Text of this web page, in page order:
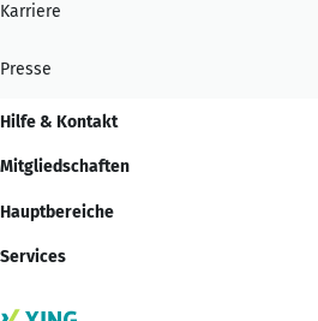
Karriere
Presse
Hilfe & Kontakt
Mitgliedschaften
Hauptbereiche
Services